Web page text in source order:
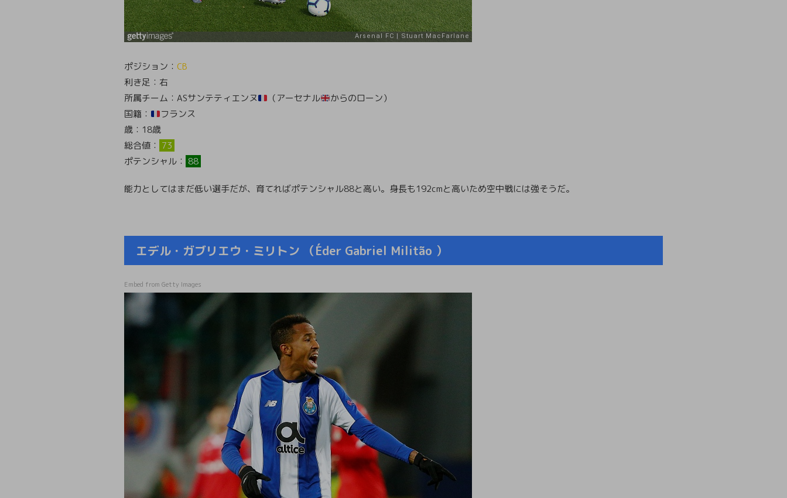
ポジション： CB
利き足：右
所属チーム：ASサンテティエンヌ
（アーセナル
からのローン）
国籍：
フランス
歳：18歳
総合値： 73
ポテンシャル： 88
能力としてはまだ低い選手だが、育てればポテンシャル88と高い。身長も192cmと高いため空中戦には強そうだ。
エデル・ガブリエウ・ミリトン （Éder Gabriel Militão ）
Embed from Getty Images